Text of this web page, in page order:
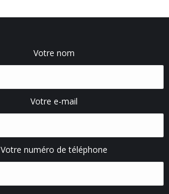
Votre nom
Votre e-mail
Votre numéro de téléphone